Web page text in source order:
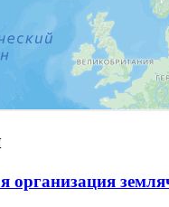
организация